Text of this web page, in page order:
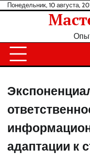
Перейти
Понедельник, 10 августа,
адаптации к